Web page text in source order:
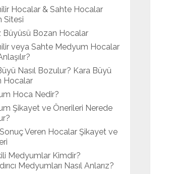
Hocalar & Sahte Hocalar
Sitesi
Büyüsü Bozan Hocalar
veya Sahte Medyum Hocalar
Nasıl Bozulur? Kara Büyü
Hocalar
Hoca Nedir?
Şikayet ve Önerileri Nerede
Veren Hocalar Şikayet ve
Medyumlar Kimdir?
Medyumları Nasıl Anlarız?